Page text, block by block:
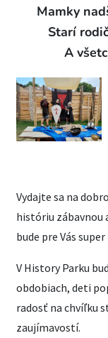
Mamky
Starí
A
Vydajte sa na
históriu zábavnou
bude pre Vás super
V History Parku
obdobiach, deti
radosť na chvíľku
zaujímavostí.